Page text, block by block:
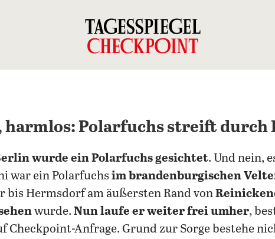
harmlos: Polarfuchs streift durch
wurde ein Polarfuchs gesichtet. Und nein,
war ein Polarfuchsim brandenburgischen
bis Hermsdorf am äußersten Rand von
wurde. Nun laufe er weiter frei umher,
Checkpoint-Anfrage. Grund zur Sorge bestehe